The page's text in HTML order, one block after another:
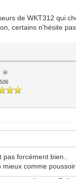
de WKT312 qui
certains n'hésite
forcément bien..
mieux comme